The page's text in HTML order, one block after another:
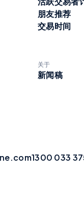
朋友推荐
交易时间
关于
新闻稿
1300 033